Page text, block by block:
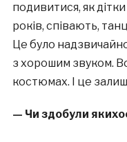
подивитися, як
років, співають,
Це було
з хорошим звуком.
костюмах. І це
— Чи здобули